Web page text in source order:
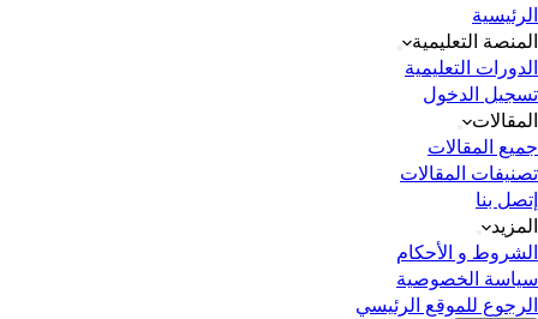
الرئيسية
المنصة التعليمية
الدورات التعليمية
تسجيل الدخول
المقالات
جميع المقالات
تصنيفات المقالات
إتصل بنا
المزيد
الشروط و الأحكام
سياسة الخصوصية
الرجوع للموقع الرئيسي